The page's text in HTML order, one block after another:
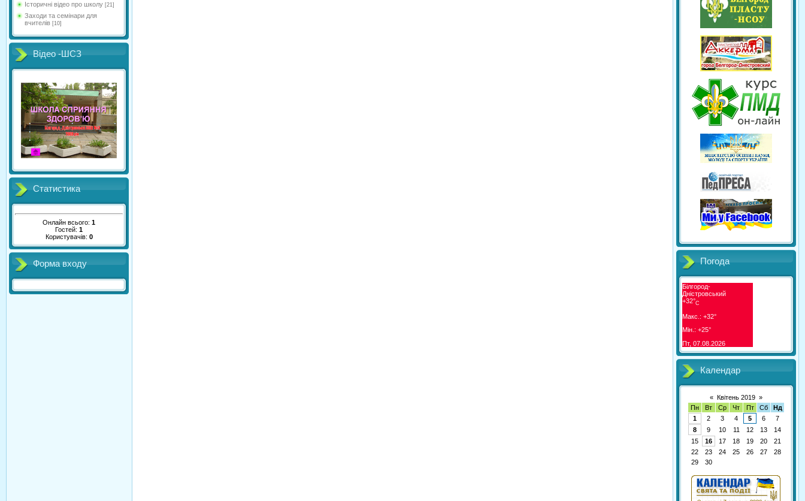
Історичні відео про школу [21]
Заходи та семінари для
вчителів [10]
Відео -ШСЗ
Статистика
Онлайн всього: 1
Гостей: 1
Користувачів: 0
Форма входу Погода
Білгород-
Дністровський
+32°C
Макс.: +32°
Мін.: +25°
Пт, 07.08.2026
Календар
« Квітень 2019 »
Пн
Вт Ср Чт Пт Сб
Нд
1
2 3 4 5 6
7
8
9 10 11 12 13
14
15
16 17 18 19 20
21
22
23 24 25 26 27
28
29
30